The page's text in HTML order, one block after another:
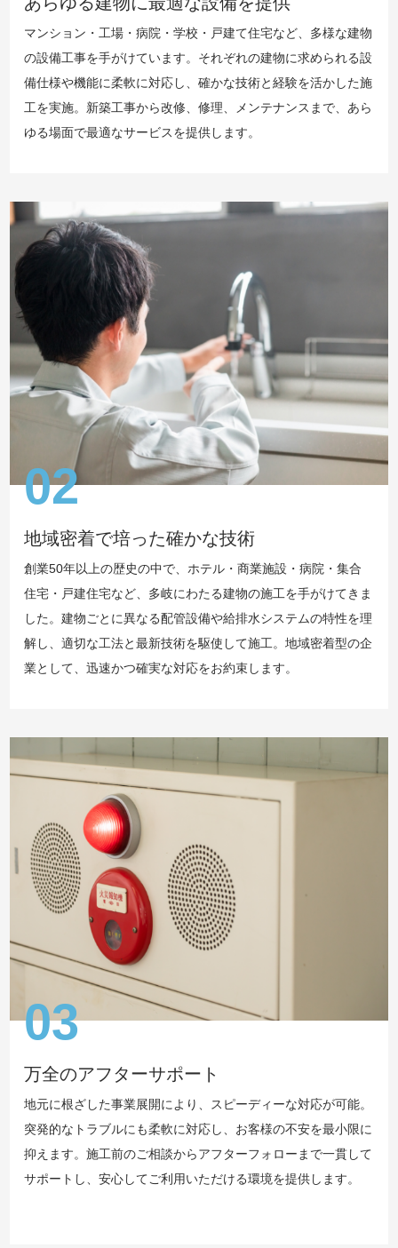
マンション・工場・病院・学校・戸建て住宅など、多様な建物
の設備工事を手がけています。それぞれの建物に求められる設
備仕様や機能に柔軟に対応し、確かな技術と経験を活かした施
工を実施。新築工事から改修、修理、メンテナンスまで、あら
ゆる場面で最適なサービスを提供します。
02
地域密着で培った確かな技術
創業50年以上の歴史の中で、ホテル・商業施設・病院・集合
住宅・戸建住宅など、多岐にわたる建物の施工を手がけてきま
した。建物ごとに異なる配管設備や給排水システムの特性を理
解し、適切な工法と最新技術を駆使して施工。地域密着型の企
業として、迅速かつ確実な対応をお約束します。
03
万全のアフターサポート
地元に根ざした事業展開により、スピーディーな対応が可能。
突発的なトラブルにも柔軟に対応し、お客様の不安を最小限に
抑えます。施工前のご相談からアフターフォローまで一貫して
サポートし、安心してご利用いただける環境を提供します。